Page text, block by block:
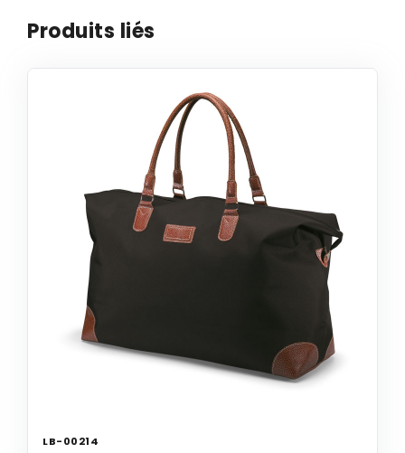
Produits liés
LB-00214